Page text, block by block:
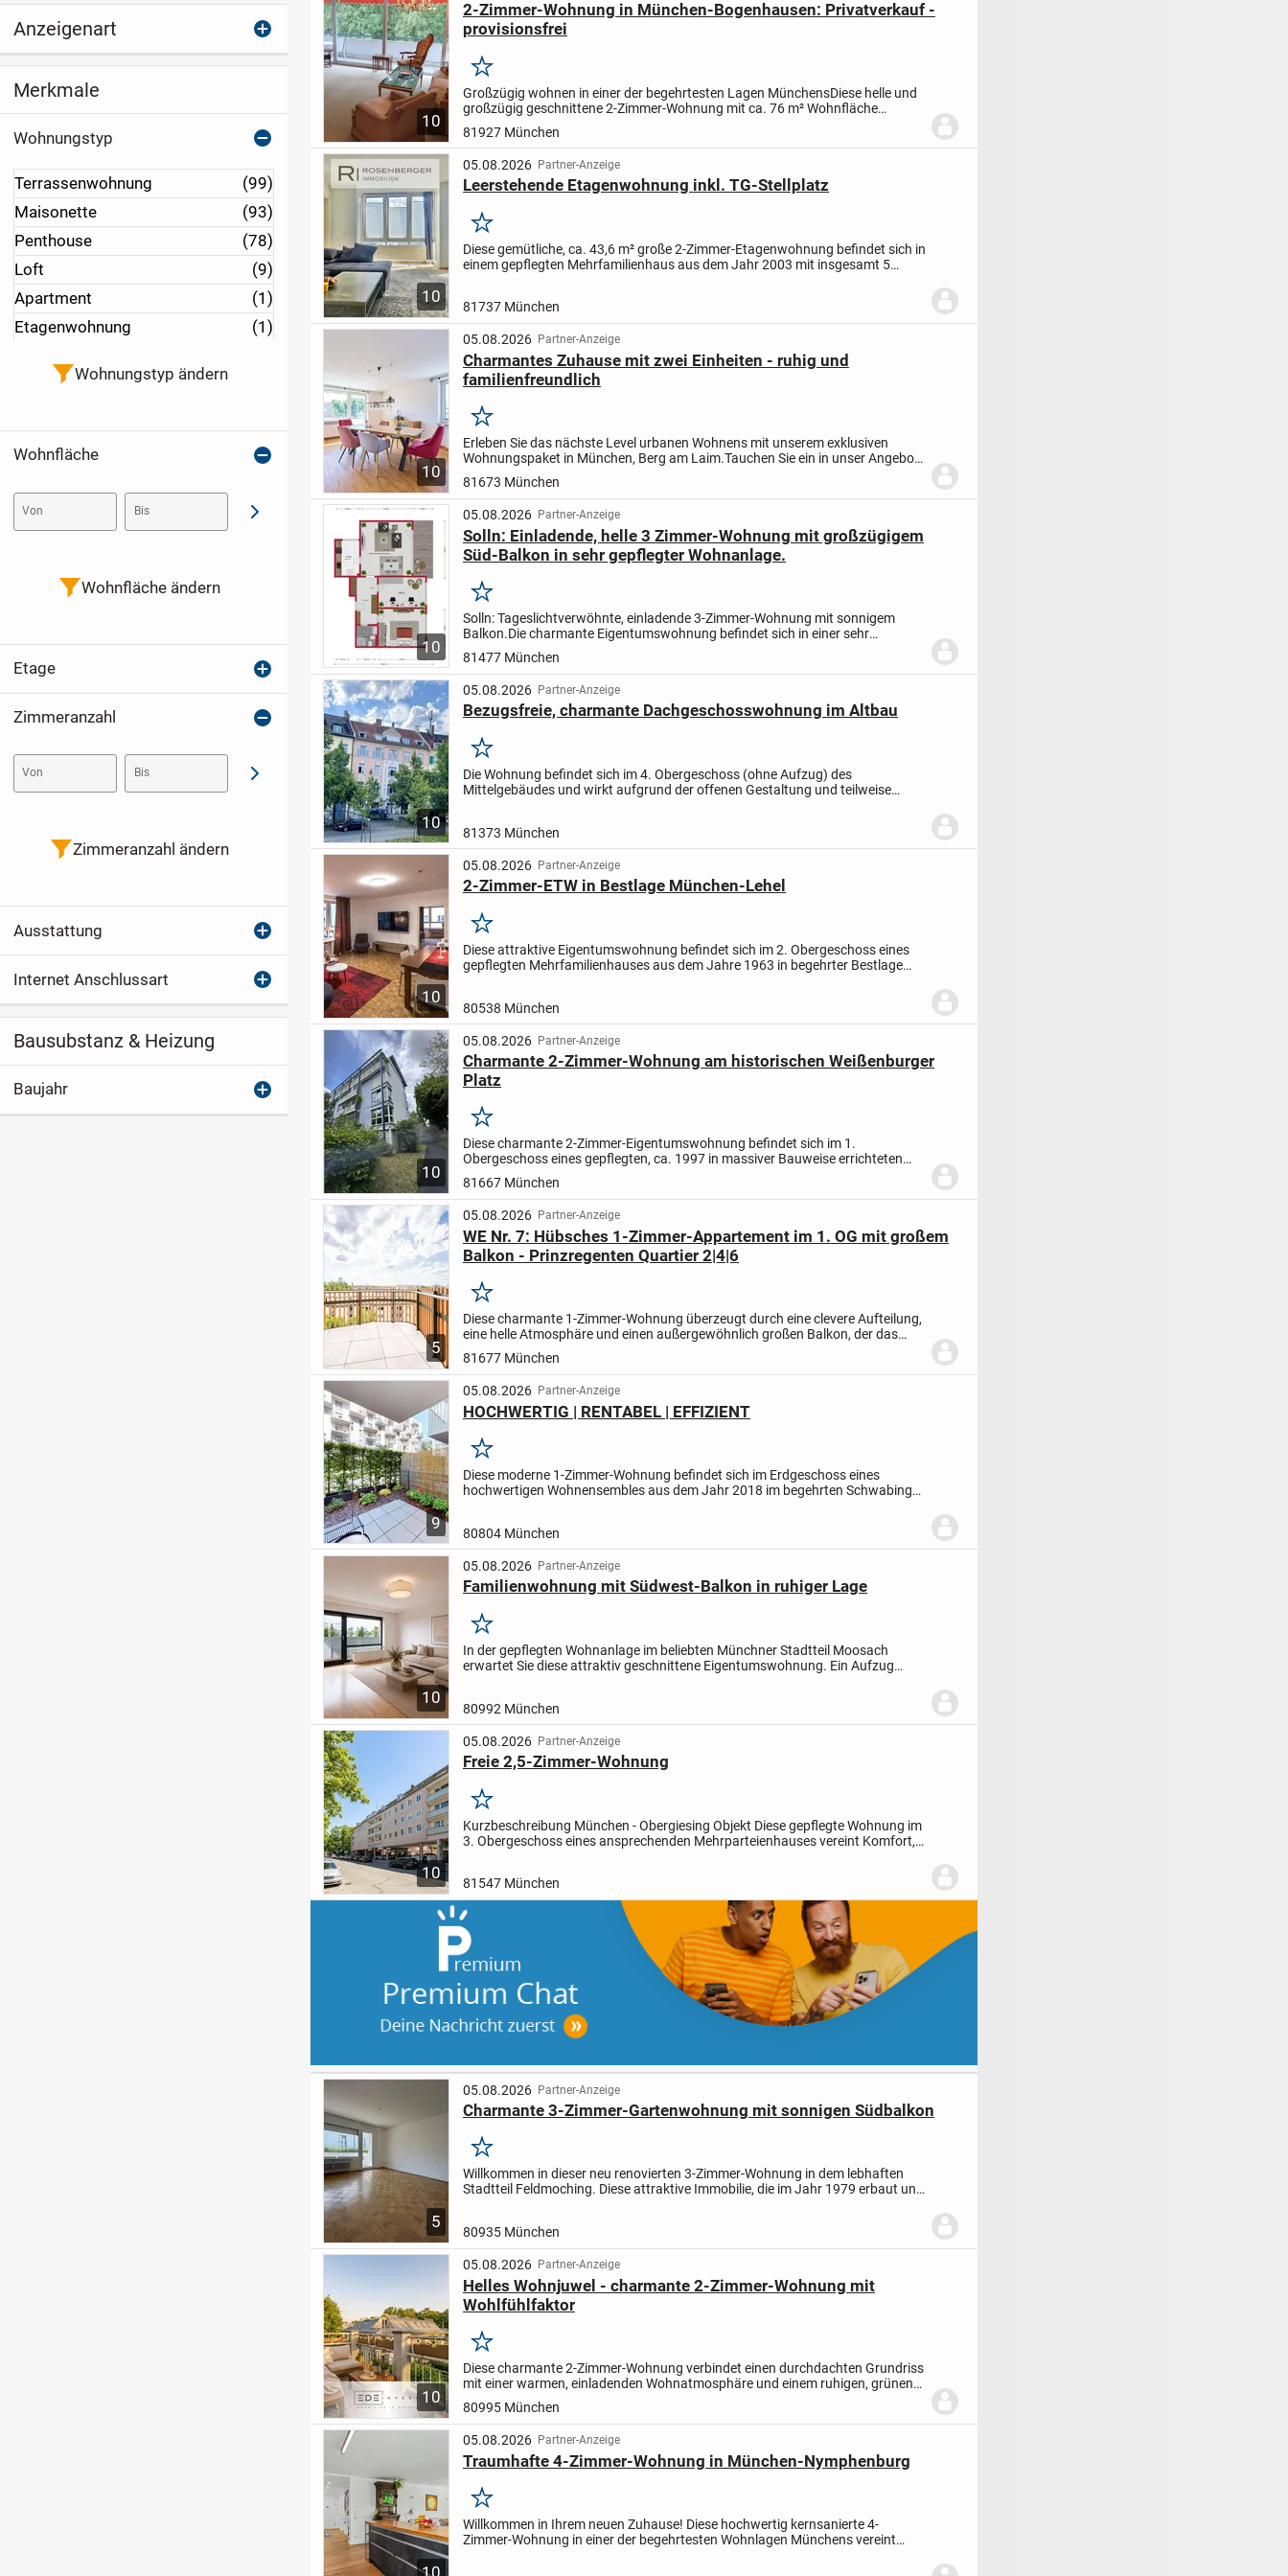
10
2-Zimmer-Wohnung in München-Bogenhausen: Privatverkauf -
provisionsfrei
Merken
Großzügig wohnen in einer der begehrtesten Lagen MünchensDiese helle und
großzügig geschnittene 2-Zimmer-Wohnung mit ca. 76 m² Wohnfläche
befindet sich in ruhiger Lage von München-Bogenhausen - Das...
81927 München
10
05.08.2026 Partner-Anzeige
Leerstehende Etagenwohnung inkl. TG-Stellplatz
Merken
Diese gemütliche, ca. 43,6 m² große 2-Zimmer-Etagenwohnung befindet sich in
einem gepflegten Mehrfamilienhaus aus dem Jahr 2003 mit insgesamt 5
81737 München
10
05.08.2026 Partner-Anzeige
Charmantes Zuhause mit zwei Einheiten - ruhig und
familienfreundlich
Merken
Erleben Sie das nächste Level urbanen Wohnens mit unserem exklusiven
Wohnungspaket in München, Berg am Laim.Tauchen Sie ein in unser Angebot
über 2 Wohnungen auf derselben Etage, welche sich...
81673 München
10
05.08.2026 Partner-Anzeige
Solln: Einladende, helle 3 Zimmer-Wohnung mit großzügigem
Süd-Balkon in sehr gepflegter Wohnanlage.
Merken
Solln: Tageslichtverwöhnte, einladende 3-Zimmer-Wohnung mit sonnigem
Balkon.Die charmante Eigentumswohnung befindet sich in einer sehr
gepflegten, weitestgehend sanierten Wohnanlage. Zuletzt wurde...
81477 München
10
05.08.2026 Partner-Anzeige
Bezugsfreie, charmante Dachgeschosswohnung im Altbau
Merken
Die Wohnung befindet sich im 4. Obergeschoss (ohne Aufzug) des
Mittelgebäudes und wirkt aufgrund der offenen Gestaltung und teilweise
81373 München
10
05.08.2026 Partner-Anzeige
2-Zimmer-ETW in Bestlage München-Lehel
Merken
Diese attraktive Eigentumswohnung befindet sich im 2. Obergeschoss eines
gepflegten Mehrfamilienhauses aus dem Jahre 1963 in begehrter Bestlage
80538 München
10
05.08.2026 Partner-Anzeige
Charmante 2-Zimmer-Wohnung am historischen Weißenburger
Platz
Merken
Diese charmante 2-Zimmer-Eigentumswohnung befindet sich im 1.
Obergeschoss eines gepflegten, ca. 1997 in massiver Bauweise errichteten
Rückgebäudes am historischen Weißenburger Platz in München-Haidha...
81667 München
5
05.08.2026 Partner-Anzeige
WE Nr. 7: Hübsches 1-Zimmer-Appartement im 1. OG mit großem
Balkon - Prinzregenten Quartier 2|4|6
Merken
Diese charmante 1-Zimmer-Wohnung überzeugt durch eine clevere Aufteilung,
eine helle Atmosphäre und einen außergewöhnlich großen Balkon, der das
Wohnen auf kompaktem Raum zu einem ganz besonderen...
81677 München
9
05.08.2026 Partner-Anzeige
HOCHWERTIG | RENTABEL | EFFIZIENT
Merken
Diese moderne 1-Zimmer-Wohnung befindet sich im Erdgeschoss eines
hochwertigen Wohnensembles aus dem Jahr 2018 im begehrten Schwabinger
80804 München
10
05.08.2026 Partner-Anzeige
Familienwohnung mit Südwest-Balkon in ruhiger Lage
Merken
In der gepflegten Wohnanlage im beliebten Münchner Stadtteil Moosach
erwartet Sie diese attraktiv geschnittene Eigentumswohnung. Ein Aufzug
80992 München
10
05.08.2026 Partner-Anzeige
Freie 2,5-Zimmer-Wohnung
Merken
Kurzbeschreibung München - Obergiesing Objekt Diese gepflegte Wohnung im
3. Obergeschoss eines ansprechenden Mehrparteienhauses vereint Komfort,
81547 München
5
05.08.2026 Partner-Anzeige
Charmante 3-Zimmer-Gartenwohnung mit sonnigen Südbalkon
Merken
Willkommen in dieser neu renovierten 3-Zimmer-Wohnung in dem lebhaften
Stadtteil Feldmoching. Diese attraktive Immobilie, die im Jahr 1979 erbaut und
80935 München
10
05.08.2026 Partner-Anzeige
Helles Wohnjuwel - charmante 2-Zimmer-Wohnung mit
Wohlfühlfaktor
Merken
Diese charmante 2-Zimmer-Wohnung verbindet einen durchdachten Grundriss
mit einer warmen, einladenden Wohnatmosphäre und einem ruhigen, grünen
Umfeld. Ein Zuhause, das vom ersten Moment an Geborgenhei...
80995 München
10
05.08.2026 Partner-Anzeige
Traumhafte 4-Zimmer-Wohnung in München-Nymphenburg
Merken
Willkommen in Ihrem neuen Zuhause! Diese hochwertig kernsanierte 4-
Zimmer-Wohnung in einer der begehrtesten Wohnlagen Münchens vereint
Anzeigenart
Merkmale
Wohnungstyp
Terrassenwohnung
(99)
Maisonette
(93)
Penthouse
(78)
Loft
(9)
Apartment
(1)
Etagenwohnung
(1)
Wohnungstyp ändern
Wohnfläche
Von Bis Abschicken
Wohnfläche ändern
Etage
Zimmeranzahl
Von Bis Abschicken
Zimmeranzahl ändern
Ausstattung
Internet Anschlussart
Bausubstanz & Heizung
Baujahr